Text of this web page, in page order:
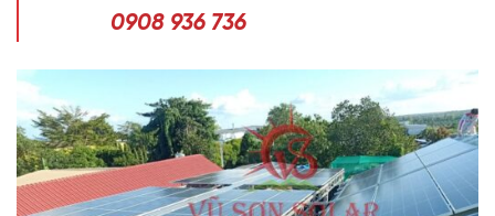
0908 936 736